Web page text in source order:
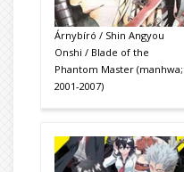
Árnybíró / Shin Angyou
Onshi / Blade of the
Phantom Master (manhwa;
2001-2007)